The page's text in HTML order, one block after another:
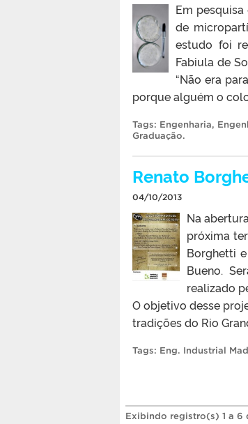
Em
de
estudo foi
Fabiula de
“Não era
porque alguém o
Tags: Engenharia,
Graduação.
Renato
04/10/2013
Na
próxima
Borghetti
Bueno.
realizado
O objetivo desse
tradições do Rio
Tags: Eng. Industrial
Exibindo registro(s) 1 a 6